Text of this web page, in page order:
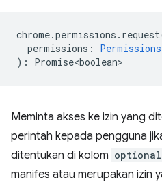
chrome.permissions . request
permissions : Permissions
) : Promise<boolean>
Meminta akses ke izin yang
perintah kepada pengguna
ditentukan di kolom
manifes atau merupakan izin